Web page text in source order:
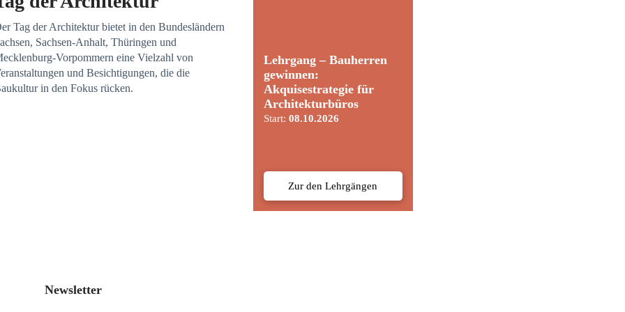
Tag der Architektur bietet in den Bundesländern
Sachsen-Anhalt, Thüringen und
Vorpommern eine Vielzahl von
und Besichtigungen, die die
in den Fokus rücken.
Lehrgang – Bauherren
gewinnen:
Akquisestrategie für
Architekturbüros
Start:08.10.2026
Zur den Lehrgängen
Newsletter